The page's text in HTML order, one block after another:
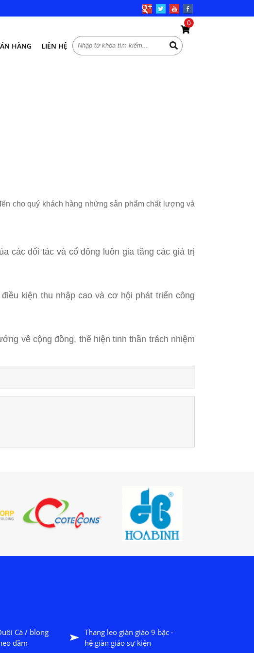
0
HÀNG LIÊN HỆ
cho quý khách hàng những sản phẩm chất lượng và
các đối tác và cổ đông luôn gia tăng các giá trị
kiện thu nhập cao và cơ hội phát triển công
về cộng đồng, thể hiện tinh thần trách nhiệm
Cá / blong
dầm
Thang leo giàn giáo 9 bậc -
hệ giàn giáo sự kiện